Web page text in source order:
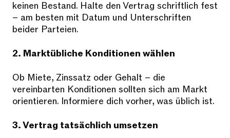
keinen Bestand. Halte den Vertrag schriftlich fest
– am besten mit Datum und Unterschriften
beider Parteien.
2. Marktübliche Konditionen wählen
Ob Miete, Zinssatz oder Gehalt – die
vereinbarten Konditionen sollten sich am Markt
orientieren. Informiere dich vorher, was üblich ist.
3. Vertrag tatsächlich umsetzen